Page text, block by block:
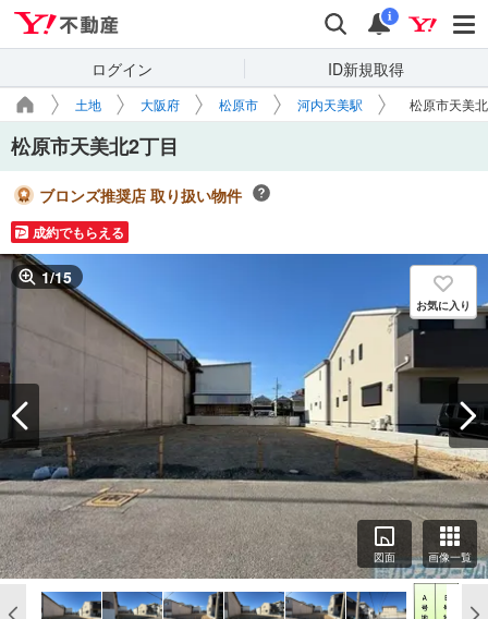
検索 通知
i
ログイン ID新規取得
土地 大阪府 松原市 河内天美駅 松原市天美
松原市天美北2丁目
ブロンズ推奨店 取り扱い物件
成約でもらえる
1/15
お気に入り
図面 画像一覧